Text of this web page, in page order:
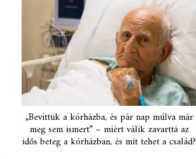
„Bevittük a kórházba, és pár nap múlva már
meg sem ismert” – miért válik zavarttá az
idős beteg a kórházban, és mit tehet a család?